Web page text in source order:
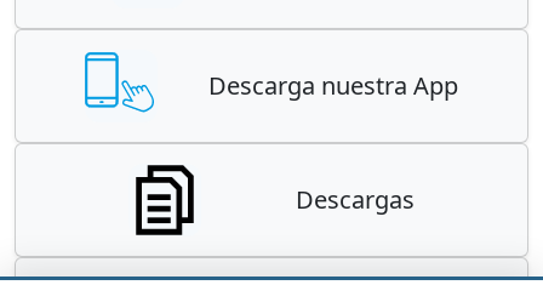
Descarga nuestra App
Descargas